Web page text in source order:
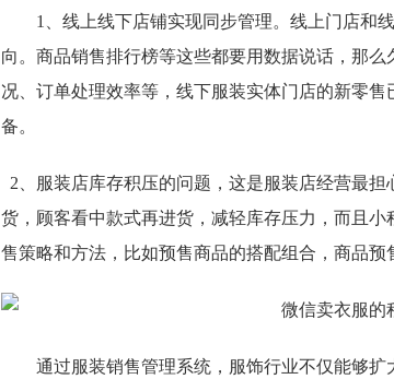
1、线上线下店铺实现同步管理。线上门店和
向。商品销售排行榜等这些都要用数据说话，那
况、订单处理效率等，线下服装实体门店的新零
备。
2、
服装店库存积压的问题，这是服装店经营最
货，顾客看中款式再进货，减轻库存压力，而且
售策略和方法，比如预售商品的搭配组合，商品
通过服装销售管理系统，服饰行业不仅能够扩